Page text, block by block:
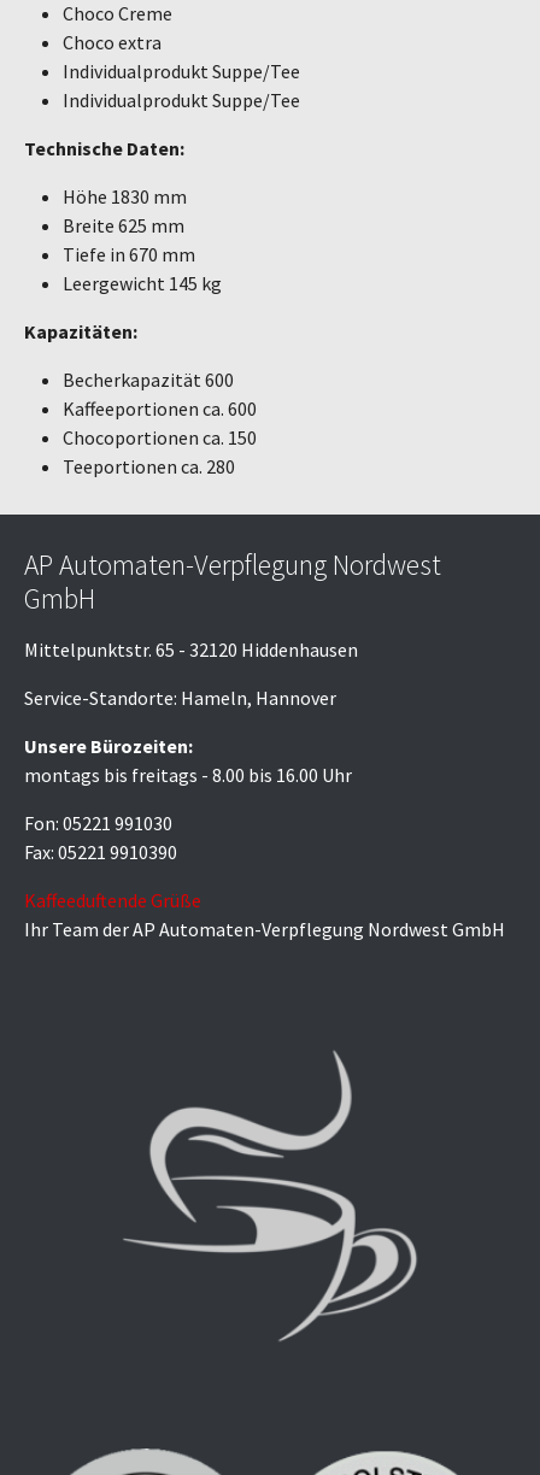
Choco Creme
Choco extra
Individualprodukt Suppe/Tee
Individualprodukt Suppe/Tee
Technische Daten:
Höhe 1830 mm
Breite 625 mm
Tiefe in 670 mm
Leergewicht 145 kg
Kapazitäten:
Becherkapazität 600
Kaffeeportionen ca. 600
Chocoportionen ca. 150
Teeportionen ca. 280
AP Automaten-Verpflegung Nordwest
GmbH
Mittelpunktstr. 65 - 32120 Hiddenhausen
Service-Standorte: Hameln, Hannover
Unsere Bürozeiten:
montags bis freitags - 8.00 bis 16.00 Uhr
Fon: 05221 991030
Fax: 05221 9910390
Kaffeeduftende Grüße
Ihr Team der AP Automaten-Verpflegung Nordwest GmbH